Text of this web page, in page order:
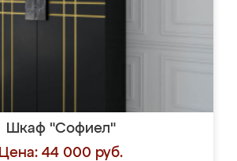
Шкаф "Софиел"
Цена: 44 000 руб.